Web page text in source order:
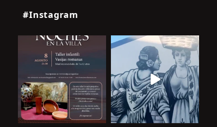
#Instagram